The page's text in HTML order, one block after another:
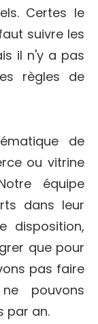
Certes le
suivre les
il n'y a pas
règles de
de
ou vitrine
équipe
dans leur
disposition,
que pour
pas faire
pouvons
par an.